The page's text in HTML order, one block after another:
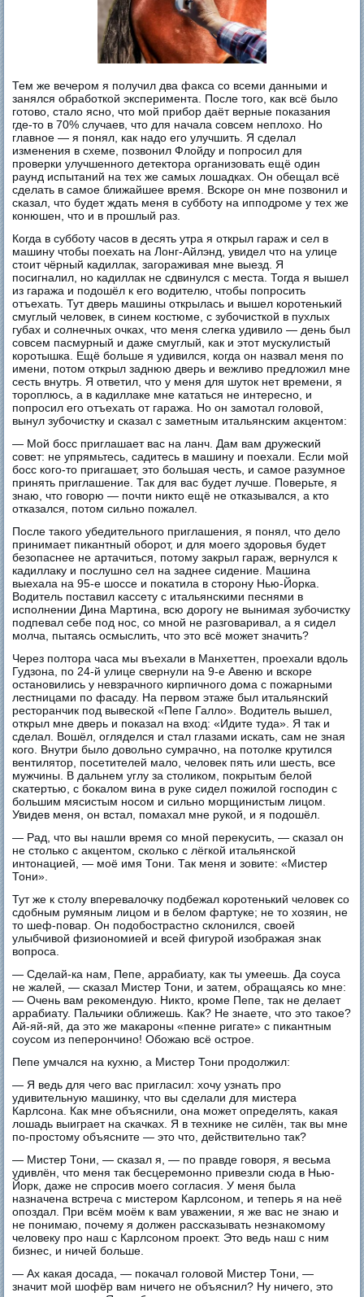
Тем же вечером я получил два факса со всеми данными и
занялся обработкой эксперимента. После того, как всё было
готово, стало ясно, что мой прибор даёт верные показания
где-то в 70% случаев, что для начала совсем неплохо. Но
главное — я понял, как надо его улучшить. Я сделал
изменения в схеме, позвонил Флойду и попросил для
проверки улучшенного детектора организовать ещё один
раунд испытаний на тех же самых лошадках. Он обещал всё
сделать в самое ближайшее время. Вскоре он мне позвонил и
сказал, что будет ждать меня в субботу на ипподроме у тех же
конюшен, что и в прошлый раз.
Когда в субботу часов в десять утра я открыл гараж и сел в
машину чтобы поехать на Лонг-Айлэнд, увидел что на улице
стоит чёрный кадиллак, загораживая мне выезд. Я
посигналил, но кадиллак не сдвинулся с места. Тогда я вышел
из гаража и подошёл к его водителю, чтобы попросить
отъехать. Тут дверь машины открылась и вышел коротенький
смуглый человек, в синем костюме, с зубочисткой в пухлых
губах и солнечных очках, что меня слегка удивило — день был
совсем пасмурный и даже смуглый, как и этот мускулистый
коротышка. Ещё больше я удивился, когда он назвал меня по
имени, потом открыл заднюю дверь и вежливо предложил мне
сесть внутрь. Я ответил, что у меня для шуток нет времени, я
тороплюсь, а в кадиллаке мне кататься не интересно, и
попросил его отъехать от гаража. Но он замотал головой,
вынул зубочистку и сказал с заметным итальянским акцентом:
— Мой босс приглашает вас на ланч. Дам вам дружеский
совет: не упрямьтесь, садитесь в машину и поехали. Если мой
босс кого-то пригашает, это большая честь, и самое разумное
принять приглашение. Так для вас будет лучше. Поверьте, я
знаю, что говорю — почти никто ещё не отказывался, а кто
отказался, потом сильно пожалел.
После такого убедительного приглашения, я понял, что дело
принимает пикантный оборот, и для моего здоровья будет
безопаснее не артачиться, потому закрыл гараж, вернулся к
кадиллаку и послушно сел на заднее сидение. Машина
выехала на 95-е шоссе и покатила в сторону Нью-Йорка.
Водитель поставил кассету с итальянскими песнями в
исполнении Дина Мартина, всю дорогу не вынимая зубочистку
подпевал себе под нос, со мной не разговаривал, а я сидел
молча, пытаясь осмыслить, что это всё может значить?
Через полтора часа мы въехали в Манхеттен, проехали вдоль
Гудзона, по 24-й улице свернули на 9-е Авеню и вскоре
остановились у невзрачного кирпичного дома с пожарными
лестницами по фасаду. На первом этаже был итальянский
ресторанчик под вывеской «Пепе Галло». Водитель вышел,
открыл мне дверь и показал на вход: «Идите туда». Я так и
сделал. Вошёл, огляделся и стал глазами искать, сам не зная
кого. Внутри было довольно сумрачно, на потолке крутился
вентилятор, посетителей мало, человек пять или шесть, все
мужчины. В дальнем углу за столиком, покрытым белой
скатертью, с бокалом вина в руке сидел пожилой господин с
большим мясистым носом и сильно морщинистым лицом.
Увидев меня, он встал, помахал мне рукой, и я подошёл.
— Рад, что вы нашли время со мной перекусить, — сказал он
не столько с акцентом, сколько с лёгкой итальянской
интонацией, — моё имя Тони. Так меня и зовите: «Мистер
Тони».
Тут же к столу вперевалочку подбежал коротенький человек со
сдобным румяным лицом и в белом фартуке; не то хозяин, не
то шеф-повар. Он подобострастно склонился, своей
улыбчивой физиономией и всей фигурой изображая знак
вопроса.
— Сделай-ка нам, Пепе, аррабиату, как ты умеешь. Да соуса
не жалей, — сказал Мистер Тони, и затем, обращаясь ко мне:
— Очень вам рекомендую. Никто, кроме Пепе, так не делает
аррабиату. Пальчики оближешь. Как? Не знаете, что это такое?
Ай-яй-яй, да это же макароны «пенне ригате» с пикантным
соусом из пеперончино! Обожаю всё острое.
Пепе умчался на кухню, а Мистер Тони продолжил:
— Я ведь для чего вас пригласил: хочу узнать про
удивительную машинку, что вы сделали для мистера
Карлсона. Как мне объяснили, она может определять, какая
лошадь выиграет на скачках. Я в технике не силён, так вы мне
по-простому объясните — это что, действительно так?
— Мистер Тони, — сказал я, — по правде говоря, я весьма
удивлён, что меня так бесцеремонно привезли сюда в Нью-
Йорк, даже не спросив моего согласия. У меня была
назначена встреча с мистером Карлсоном, и теперь я на неё
опоздал. При всём моём к вам уважении, я же вас не знаю и
не понимаю, почему я должен рассказывать незнакомому
человеку про наш с Карлсоном проект. Это ведь наш с ним
бизнес, и ничей больше.
— Ах какая досада, — покачал головой Мистер Тони, —
значит мой шофёр вам ничего не объяснил? Ну ничего, это